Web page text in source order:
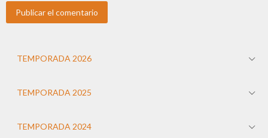
TEMPORADA 2026
TEMPORADA 2025
TEMPORADA 2024